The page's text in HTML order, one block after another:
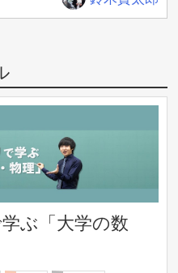
ぶ「大学の数